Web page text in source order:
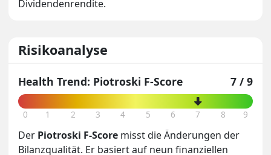
Dividendenrendite.
Risikoanalyse
Health Trend: Piotroski F-Score 7 / 9
0 1 2 3 4 5 6 7 8 9
Der Piotroski F-Score misst die Änderungen der
Bilanzqualität. Er basiert auf neun finanziellen